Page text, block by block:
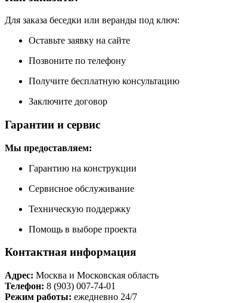
Для заказа беседки или веранды под ключ:
Оставьте заявку на сайте
Позвоните по телефону
Получите бесплатную консультацию
Заключите договор
Гарантии и сервис
Мы предоставляем:
Гарантию на конструкции
Сервисное обслуживание
Техническую поддержку
Помощь в выборе проекта
Контактная информация
Адрес: Москва и Московская область
Телефон: 8 (903) 007-74-01
Режим работы: ежедневно 24/7